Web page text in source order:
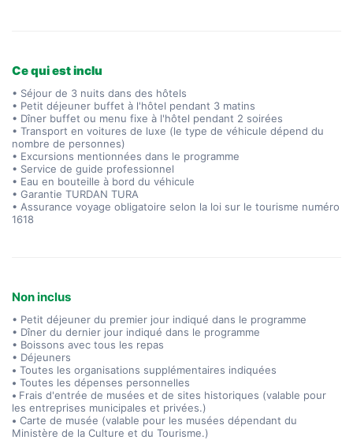
Ce qui est inclu
• Séjour de 3 nuits dans des hôtels
• Petit déjeuner buffet à l'hôtel pendant 3 matins
• Dîner buffet ou menu fixe à l'hôtel pendant 2 soirées
• Transport en voitures de luxe (le type de véhicule dépend du
nombre de personnes)
• Excursions mentionnées dans le programme
• Service de guide professionnel
• Eau en bouteille à bord du véhicule
• Garantie TURDAN TURA
• Assurance voyage obligatoire selon la loi sur le tourisme numéro
1618
Non inclus
• Petit déjeuner du premier jour indiqué dans le programme
• Dîner du dernier jour indiqué dans le programme
• Boissons avec tous les repas
• Déjeuners
• Toutes les organisations supplémentaires indiquées
• Toutes les dépenses personnelles
• Frais d'entrée de musées et de sites historiques (valable pour
les entreprises municipales et privées.)
• Carte de musée (valable pour les musées dépendant du
Ministère de la Culture et du Tourisme.)